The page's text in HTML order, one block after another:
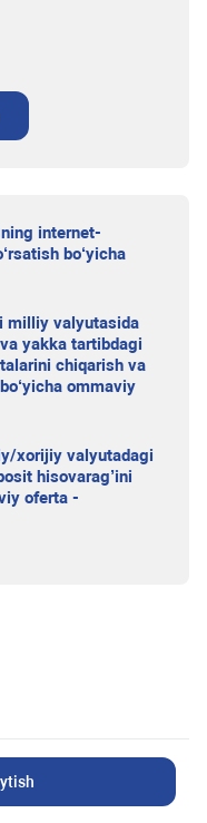
internet-
bo‘yicha
milliy valyutasida
yakka tartibdagi
chiqarish va
ommaviy
xorijiy valyutadagi
hisovarag’ini
oferta -